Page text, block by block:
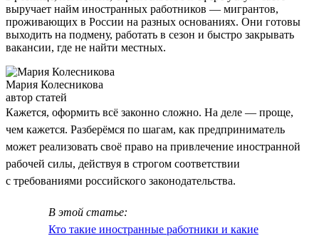
выручает найм иностранных работников — мигрантов,
проживающих в России на разных основаниях. Они готовы
выходить на подмену, работать в сезон и быстро закрывать
вакансии, где не найти местных.
Мария Колесникова
автор статей
Кажется, оформить всё законно сложно. На деле — проще,
чем кажется. Разберёмся по шагам, как предприниматель
может реализовать своё право на привлечение иностранной
рабочей силы, действуя в строгом соответствии
с требованиями российского законодательства.
В этой статье:
Кто такие иностранные работники и какие